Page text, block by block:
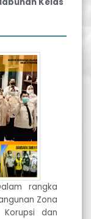
rangka
Zona
dan